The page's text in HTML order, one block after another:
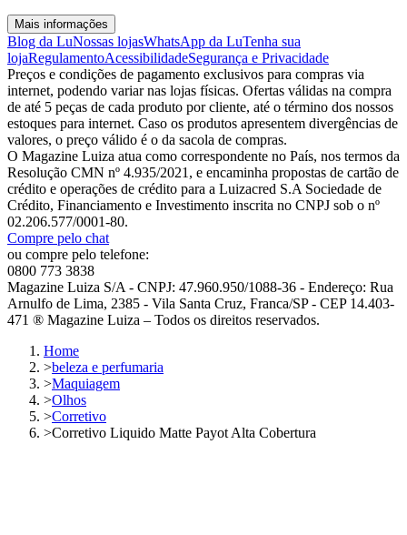
Mais informações
Blog da LuNossas lojasWhatsApp da LuTenha sua
lojaRegulamentoAcessibilidadeSegurança e Privacidade
Preços e condições de pagamento exclusivos para compras via
internet, podendo variar nas lojas físicas. Ofertas válidas na compra
de até 5 peças de cada produto por cliente, até o término dos nossos
estoques para internet. Caso os produtos apresentem divergências de
valores, o preço válido é o da sacola de compras.
O Magazine Luiza atua como correspondente no País, nos termos da
Resolução CMN nº 4.935/2021, e encaminha propostas de cartão de
crédito e operações de crédito para a Luizacred S.A Sociedade de
Crédito, Financiamento e Investimento inscrita no CNPJ sob o nº
02.206.577/0001-80.
Compre pelo chat
ou compre pelo telefone:
0800 773 3838
Magazine Luiza S/A - CNPJ: 47.960.950/1088-36 - Endereço: Rua
Arnulfo de Lima, 2385 - Vila Santa Cruz, Franca/SP - CEP 14.403-
471 ® Magazine Luiza – Todos os direitos reservados.
Home
>beleza e perfumaria
>Maquiagem
>Olhos
>Corretivo
>Corretivo Liquido Matte Payot Alta Cobertura